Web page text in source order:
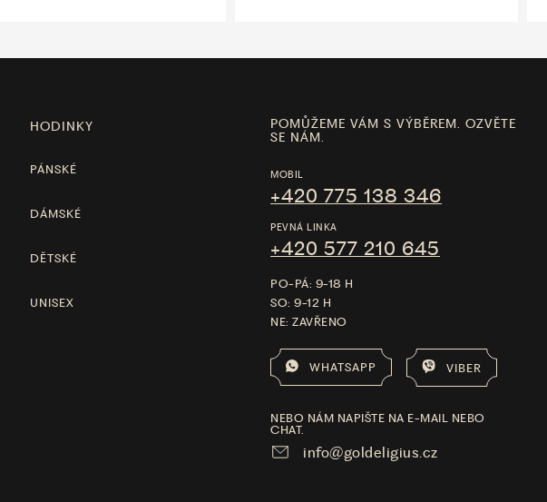
HODINKY
PÁNSKÉ
DÁMSKÉ
DĚTSKÉ
UNISEX
POMŮŽEME VÁM S VÝBĚREM. OZVĚTE
SE NÁM.
MOBIL
+420 775 138 346
PEVNÁ LINKA
+420 577 210 645
PO-PÁ: 9-18 H
SO: 9-12 H
NE: ZAVŘENO
WHATSAPP VIBER
NEBO NÁM NAPIŠTE NA E-MAIL NEBO
CHAT.
info@goldeligius.cz